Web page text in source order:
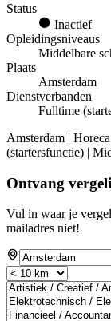
Status
Inactief
Opleidingsniveaus
Middelbare
Plaats
Amsterdam
Dienstverbanden
Fulltime
Amsterdam |
(startersfunctie) |
Ontvang
Vul in waar je
mailadres niet!